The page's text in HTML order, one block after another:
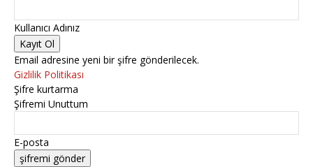
Kullanıcı Adınız
Email adresine yeni bir şifre gönderilecek.
Gizlilik Politikası
Şifre kurtarma
Şifremi Unuttum
E-posta